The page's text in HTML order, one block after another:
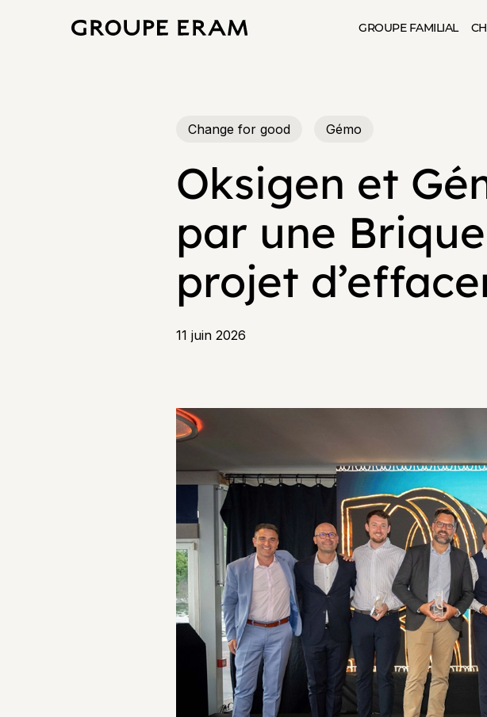
GROUPE FAMILIAL
Change for good Gémo
Oksigen et
par une
projet
11 juin 2026